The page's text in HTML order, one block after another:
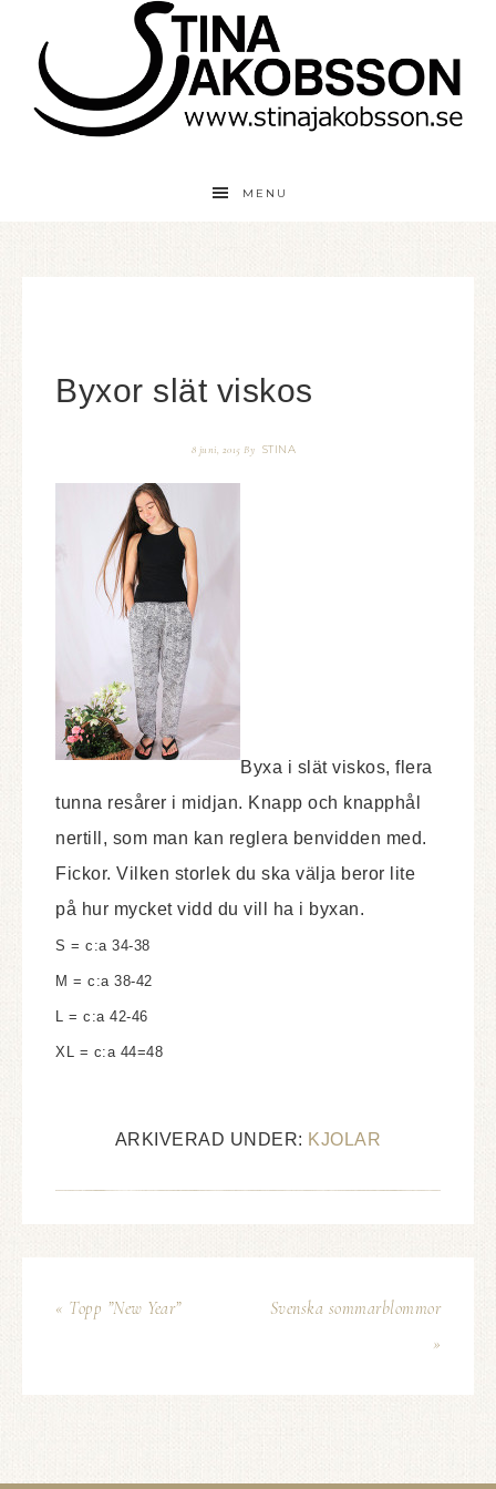
MENU
Byxor slät viskos
8 juni, 2015 By STINA
Byxa i slät viskos, flera
tunna resårer i midjan. Knapp och knapphål
nertill, som man kan reglera benvidden med.
Fickor. Vilken storlek du ska välja beror lite
på hur mycket vidd du vill ha i byxan.
S = c:a 34-38
M = c:a 38-42
L = c:a 42-46
XL = c:a 44=48
ARKIVERAD UNDER: KJOLAR
« Topp ”New Year”
Svenska sommarblommor
»